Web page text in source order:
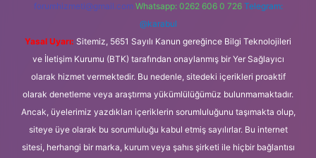
forumhizmeti@gmail.com Whatsapp: 0262 606 0 726 Telegram:
@karabul
Yasal Uyarı: Sitemiz, 5651 Sayılı Kanun gereğince Bilgi Teknolojileri
ve İletişim Kurumu (BTK) tarafından onaylanmış bir Yer Sağlayıcı
olarak hizmet vermektedir. Bu nedenle, sitedeki içerikleri proaktif
olarak denetleme veya araştırma yükümlülüğümüz bulunmamaktadır.
Ancak, üyelerimiz yazdıkları içeriklerin sorumluluğunu taşımakta olup,
siteye üye olarak bu sorumluluğu kabul etmiş sayılırlar. Bu internet
sitesi, herhangi bir marka, kurum veya şahıs şirketi ile hiçbir bağlantısı